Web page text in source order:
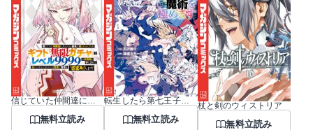
信じていた仲間達にダンジョン奥地で殺されかけたがギフト『無限ガチャ』でレベル9999の仲間達を手に入れて元パーティーメンバーと世界に復讐＆『ざまぁ！』します！
無料立読み
転生したら第七王子だったので、気ままに魔術を極めます
無料立読み
杖と剣のウィストリア
無料立読み